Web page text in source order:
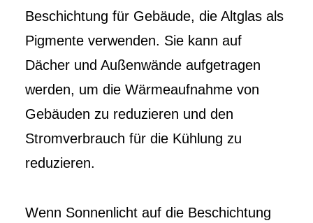
Beschichtung für Gebäude, die Altglas als
Pigmente verwenden. Sie kann auf
Dächer und Außenwände aufgetragen
werden, um die Wärmeaufnahme von
Gebäuden zu reduzieren und den
Stromverbrauch für die Kühlung zu
reduzieren.
Wenn Sonnenlicht auf die Beschichtung